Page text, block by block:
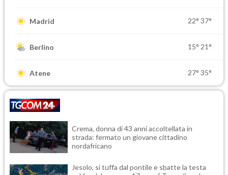
Madrid 22° 37°
Berlino 15° 21°
Atene 27° 35°
Crema, donna di 43 anni accoltellata in
strada: fermato un giovane cittadino
nordafricano
Jesolo, si tuffa dal pontile e sbatte la testa